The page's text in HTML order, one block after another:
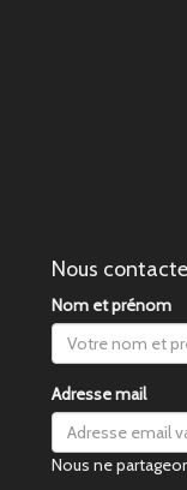
Nous
Nom et prénom
Adresse mail
Nous ne